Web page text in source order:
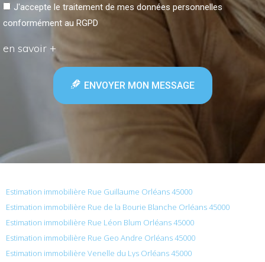
J'accepte le traitement de mes données personnelles
conformément au RGPD
en savoir +
ENVOYER MON MESSAGE
Estimation immobilière Rue Guillaume Orléans 45000
Estimation immobilière Rue de la Bourie Blanche Orléans 45000
Estimation immobilière Rue Léon Blum Orléans 45000
Estimation immobilière Rue Geo Andre Orléans 45000
Estimation immobilière Venelle du Lys Orléans 45000